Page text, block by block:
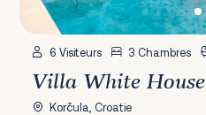
6 Visiteurs 3 Chambres
Villa White House
Korčula, Croatie